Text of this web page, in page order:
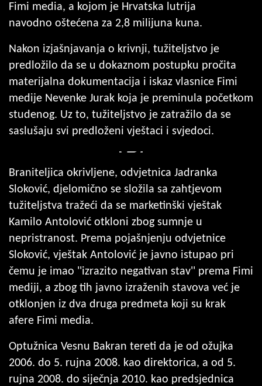
Fimi media, a kojom je Hrvatska lutrija
navodno oštećena za 2,8 milijuna kuna.
Nakon izjašnjavanja o krivnji, tužiteljstvo je
predložilo da se u dokaznom postupku pročita
materijalna dokumentacija i iskaz vlasnice Fimi
medije Nevenke Jurak koja je preminula početkom
studenog. Uz to, tužiteljstvo je zatražilo da se
saslušaju svi predloženi vještaci i svjedoci.
Braniteljica okrivljene, odvjetnica Jadranka
Sloković, djelomično se složila sa zahtjevom
tužiteljstva tražeći da se marketinški vještak
Kamilo Antolović otkloni zbog sumnje u
nepristranost. Prema pojašnjenju odvjetnice
Sloković, vještak Antolović je javno istupao pri
čemu je imao ''izrazito negativan stav'' prema Fimi
mediji, a zbog tih javno izraženih stavova već je
otklonjen iz dva druga predmeta koji su krak
afere Fimi media.
Optužnica Vesnu Bakran tereti da je od ožujka
2006. do 5. rujna 2008. kao direktorica, a od 5.
rujna 2008. do siječnja 2010. kao predsjednica